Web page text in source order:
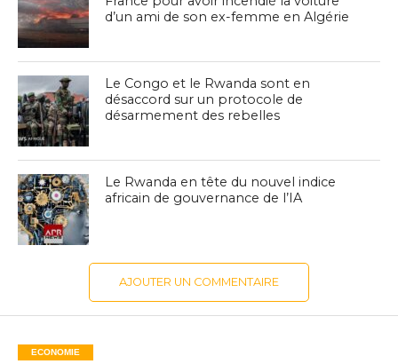
d’un ami de son ex-femme en Algérie
Le Congo et le Rwanda sont en
désaccord sur un protocole de
désarmement des rebelles
Le Rwanda en tête du nouvel indice
africain de gouvernance de l’IA
AJOUTER UN COMMENTAIRE
ECONOMIE